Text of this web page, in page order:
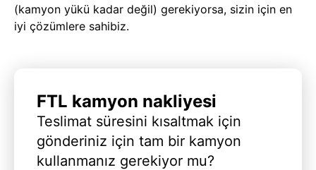
(kamyon yükü kadar değil) gerekiyorsa, sizin için en
iyi çözümlere sahibiz.
FTL kamyon nakliyesi
Teslimat süresini kısaltmak için
gönderiniz için tam bir kamyon
kullanmanız gerekiyor mu?